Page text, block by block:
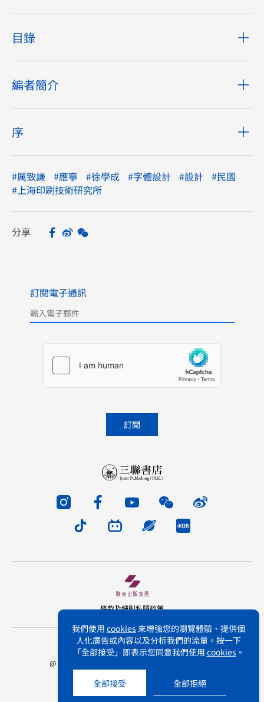
我們使用 cookies 來增強您的瀏覽體驗、提供個
人化廣告或內容以及分析我們的流量。按一下
「全部接受」即表示您同意我們使用 cookies 。
全部接受 全部拒絕
目錄
編者簡介
序
#厲致謙 #應寧 #徐學成 #字體設計 #設計 #民國
#上海印刷技術研究所
分享 Facebook
Sina Weibo
WeChat
訂閱電子通訊
版權所有 不得轉載 三聯書店(香港)有限公司
@ Joint Publishing (Hong Kong) Company Limited.
All rights reserved.
條款及細則私隱政策